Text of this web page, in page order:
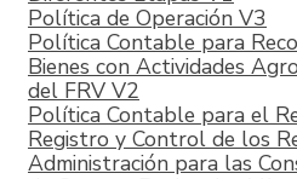
Política de Operación V3
Política Contable para
Bienes con Actividades
del FRV V2
Política Contable para el
Registro y Control de los
Administración para las